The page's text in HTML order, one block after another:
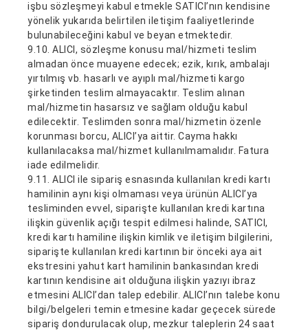
işbu sözleşmeyi kabul etmekle SATICI’nın kendisine
yönelik yukarıda belirtilen iletişim faaliyetlerinde
bulunabileceğini kabul ve beyan etmektedir.
9.10. ALICI, sözleşme konusu mal/hizmeti teslim
almadan önce muayene edecek; ezik, kırık, ambalajı
yırtılmış vb. hasarlı ve ayıplı mal/hizmeti kargo
şirketinden teslim almayacaktır. Teslim alınan
mal/hizmetin hasarsız ve sağlam olduğu kabul
edilecektir. Teslimden sonra mal/hizmetin özenle
korunması borcu, ALICI’ya aittir. Cayma hakkı
kullanılacaksa mal/hizmet kullanılmamalıdır. Fatura
iade edilmelidir.
9.11. ALICI ile sipariş esnasında kullanılan kredi kartı
hamilinin aynı kişi olmaması veya ürünün ALICI’ya
tesliminden evvel, siparişte kullanılan kredi kartına
ilişkin güvenlik açığı tespit edilmesi halinde, SATICI,
kredi kartı hamiline ilişkin kimlik ve iletişim bilgilerini,
siparişte kullanılan kredi kartının bir önceki aya ait
ekstresini yahut kart hamilinin bankasından kredi
kartının kendisine ait olduğuna ilişkin yazıyı ibraz
etmesini ALICI’dan talep edebilir. ALICI’nın talebe konu
bilgi/belgeleri temin etmesine kadar geçecek sürede
sipariş dondurulacak olup, mezkur taleplerin 24 saat